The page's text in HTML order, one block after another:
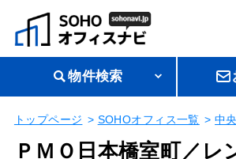
物件検索
トップページ SOHOオフィス一覧 中
ＰＭＯ日本橋室町／レ